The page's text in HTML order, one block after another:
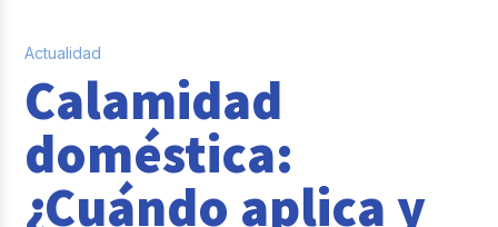
Pago de nómina
Buk
Transformación digital
Tendencias y Data
Actualidad
Calamidad
doméstica:
¿Cuándo aplica y